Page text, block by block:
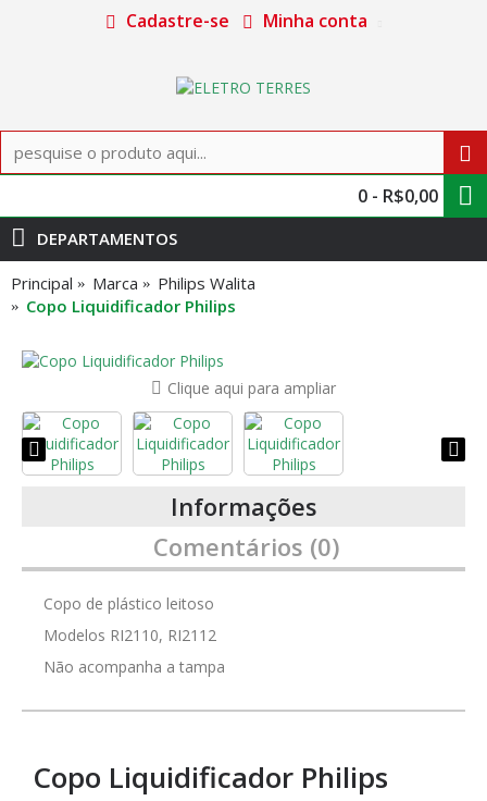
Cadastre-se Minha conta
0 - R$0,00
DEPARTAMENTOS
Principal Marca
Philips Walita
Copo Liquidificador Philips
Clique aqui para ampliar
Informações
Comentários (0)
Copo de plástico leitoso
Modelos RI2110, RI2112
Não acompanha a tampa
Copo Liquidificador Philips